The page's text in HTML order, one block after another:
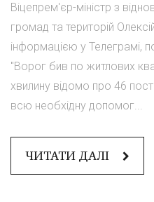
Віцепрем'єр-міністр з
громад та територій
інформацією у Телеграмі,
"Ворог бив по житлових
хвилину відомо про 46
всю необхідну допомог...
ЧИТАТИ ДАЛІ